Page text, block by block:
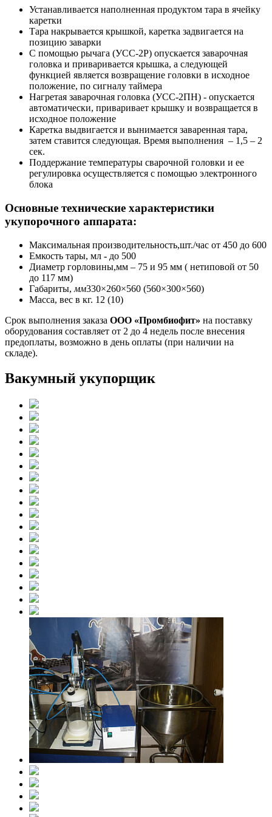
Устанавливается наполненная продуктом тара в ячейку
каретки
Тара накрывается крышкой, каретка задвигается на
позицию заварки
С помощью рычага (УСС-2Р) опускается заварочная
головка и приваривается крышка, а следующей
функцией является возвращение головки в исходное
положение, по сигналу таймера
Нагретая заварочная головка (УСС-2ПН) - опускается
автоматически, приваривает крышку и возвращается в
исходное положение
Каретка выдвигается и вынимается заваренная тара,
затем ставится следующая. Время выполнения – 1,5 – 2
сек.
Поддержание температуры сварочной головки и ее
регулировка осуществляется с помощью электронного
блока
Основные технические характеристики
укупорочного аппарата:
Максимальная производительность,шт./час от 450 до 600
Емкость тары, мл - до 500
Диаметр горловины,мм – 75 и 95 мм ( нетиповой от 50
до 117 мм)
Габариты, мм330×260×560 (560×300×560)
Масса, вес в кг. 12 (10)
Срок выполнения заказа ООО «Промбиофит» на поставку
оборудования составляет от 2 до 4 недель после внесения
предоплаты, возможно в день оплаты (при наличии на
складе).
Вакумный укупорщик